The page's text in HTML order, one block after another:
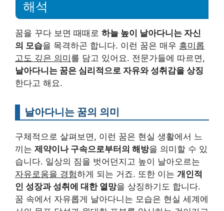
해석
꿈을 꾸다 보면 때때로 하늘 높이 날아다니는 자신
의 모습을 목격하곤 합니다. 이런 꿈은 매우 흥미롭
고도 깊은 의미를 담고 있어요. 전문가들에 따르면,
날아다니는 꿈은 심리적으로 자유와 성취감을 상징
한다고 해요.
날아다니는 꿈의 의미
구체적으로 살펴보면, 이런 꿈은 현실 생활에서 느
끼는 제약이나 구속으로부터의 해방을 의미할 수 있
습니다. 일상의 짐을 벗어던지고 높이 날아오르는
자유로움을 경험하게 되는 거죠. 또한 이는 개인적
인 성장과 성취에 대한 열망을 상징하기도 합니다.
꿈 속에서 자유롭게 날아다니는 모습은 현실 세계에